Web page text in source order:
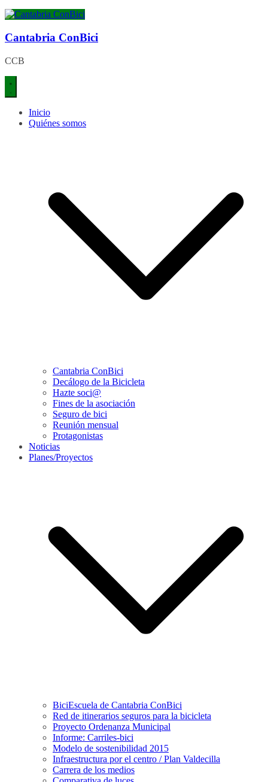
Cantabria ConBici
CCB
Inicio
Quiénes somos
Cantabria ConBici
Decálogo de la Bicicleta
Hazte soci@
Fines de la asociación
Seguro de bici
Reunión mensual
Protagonistas
Noticias
Planes/Proyectos
BiciEscuela de Cantabria ConBici
Red de itinerarios seguros para la bicicleta
Proyecto Ordenanza Municipal
Informe: Carriles-bici
Modelo de sostenibilidad 2015
Infraestructura por el centro / Plan Valdecilla
Carrera de los medios